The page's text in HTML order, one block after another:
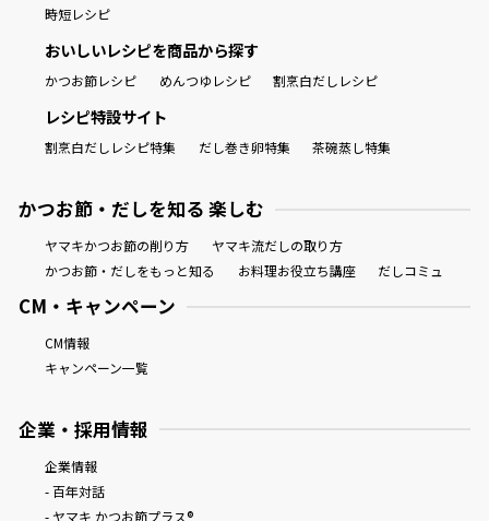
時短レシピ
おいしいレシピを商品から探す
かつお節レシピ めんつゆレシピ 割烹白だしレシピ
レシピ特設サイト
割烹白だしレシピ特集 だし巻き卵特集 茶碗蒸し特集
かつお節・だしを知る 楽しむ
ヤマキかつお節の削り方
ヤマキ流だしの取り方
かつお節・だしをもっと知る
お料理お役立ち講座 だしコミュ
CM・キャンペーン
CM情報
キャンペーン一覧
企業・採用情報
企業情報
- 百年対話
- ヤマキ かつお節プラス®